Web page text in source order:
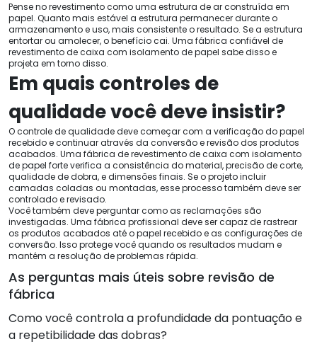
Pense no revestimento como uma estrutura de ar construída em
papel. Quanto mais estável a estrutura permanecer durante o
armazenamento e uso, mais consistente o resultado. Se a estrutura
entortar ou amolecer, o benefício cai. Uma fábrica confiável de
revestimento de caixa com isolamento de papel sabe disso e
projeta em torno disso.
Em quais controles de
qualidade você deve insistir?
O controle de qualidade deve começar com a verificação do papel
recebido e continuar através da conversão e revisão dos produtos
acabados. Uma fábrica de revestimento de caixa com isolamento
de papel forte verifica a consistência do material, precisão de corte,
qualidade de dobra, e dimensões finais. Se o projeto incluir
camadas coladas ou montadas, esse processo também deve ser
controlado e revisado.
Você também deve perguntar como as reclamações são
investigadas. Uma fábrica profissional deve ser capaz de rastrear
os produtos acabados até o papel recebido e as configurações de
conversão. Isso protege você quando os resultados mudam e
mantém a resolução de problemas rápida.
As perguntas mais úteis sobre revisão de
fábrica
Como você controla a profundidade da pontuação e
a repetibilidade das dobras?